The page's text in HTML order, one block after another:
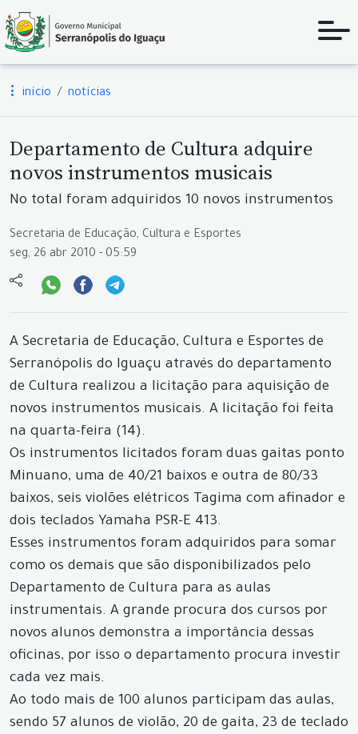
início notícias
Departamento de Cultura adquire
novos instrumentos musicais
No total foram adquiridos 10 novos instrumentos
Secretaria de Educação, Cultura e Esportes
seg, 26 abr 2010 - 05:59
A Secretaria de Educação, Cultura e Esportes de
Serranópolis do Iguaçu através do departamento
de Cultura realizou a licitação para aquisição de
novos instrumentos musicais. A licitação foi feita
na quarta-feira (14).
Os instrumentos licitados foram duas gaitas ponto
Minuano, uma de 40/21 baixos e outra de 80/33
baixos, seis violões elétricos Tagima com afinador e
dois teclados Yamaha PSR-E 413.
Esses instrumentos foram adquiridos para somar
como os demais que são disponibilizados pelo
Departamento de Cultura para as aulas
instrumentais. A grande procura dos cursos por
novos alunos demonstra a importância dessas
oficinas, por isso o departamento procura investir
cada vez mais.
Ao todo mais de 100 alunos participam das aulas,
sendo 57 alunos de violão, 20 de gaita, 23 de teclado